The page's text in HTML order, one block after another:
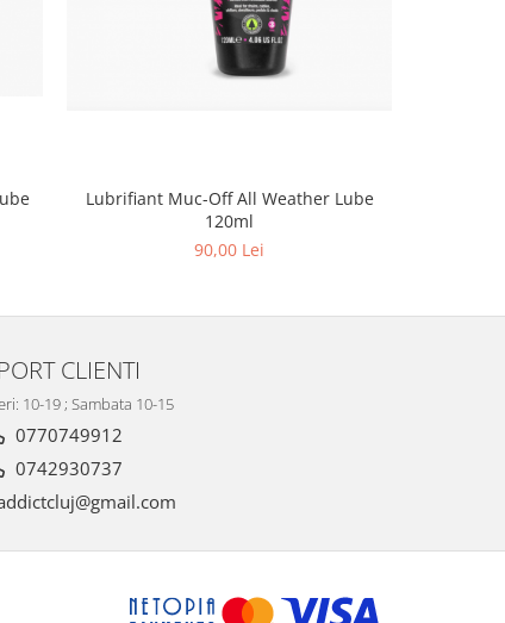
Lubrifiant Muc-Off All Weather Lube
120ml
90,00 Lei
CLIENTI
10-19 ; Sambata 10-15
0770749912
0742930737